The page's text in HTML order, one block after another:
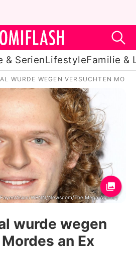
& SerienLifestyleFamilie &
Royals
Stars
& Serien
Lifestyle
& Liebe
Exklusiv
auf Promiflash
WURDE WEGEN VERSUCHTEN
WENN/Newscom/The Mega Agency
wurde wegen
an Ex